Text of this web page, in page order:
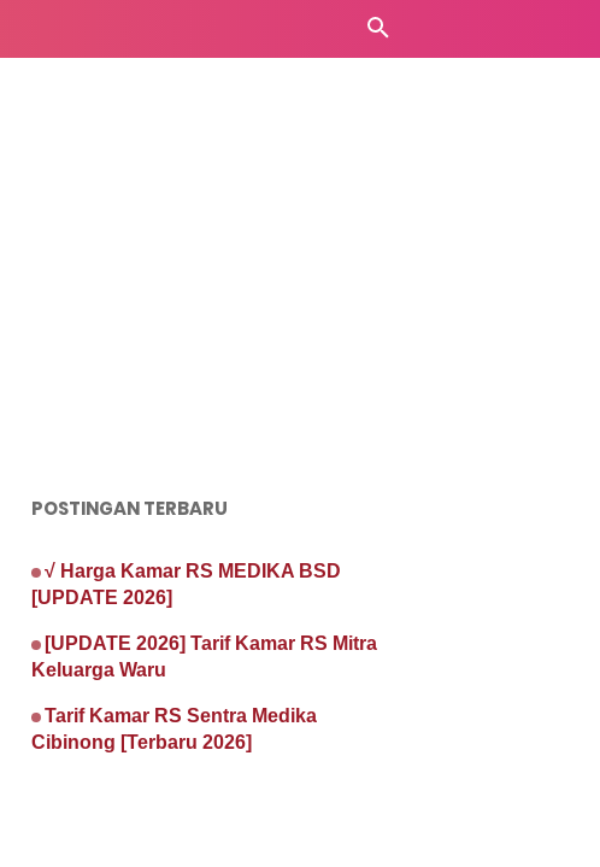
POSTINGAN TERBARU
√ Harga Kamar RS MEDIKA BSD
[UPDATE 2026]
[UPDATE 2026] Tarif Kamar RS Mitra
Keluarga Waru
Tarif Kamar RS Sentra Medika
Cibinong [Terbaru 2026]